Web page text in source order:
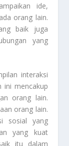
ide,
orang lain.
baik juga
yang
interaksi
ini mencakup
orang lain.
orang lain.
sosial yang
yang kuat
itu dalam